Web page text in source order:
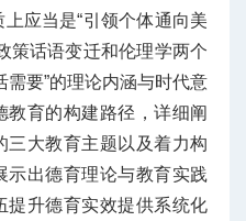
应当是“引领个体通向美
策话语变迁和伦理学两个
需要”的理论内涵与时代意
教育的构建路径，详细阐
三大教育主题以及着力构
示出德育理论与教育实践
提升德育实效提供系统化